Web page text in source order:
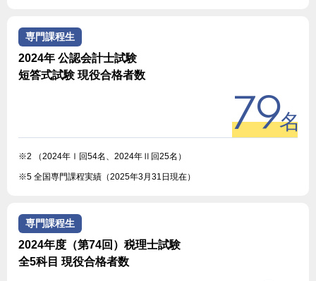
専門課程生
2024年 公認会計士試験
短答式試験 現役合格者数
79名
※2 （2024年Ⅰ回54名、2024年Ⅱ回25名）
※5 全国専門課程実績（2025年3月31日現在）
専門課程生
2024年度（第74回）税理士試験
全5科目 現役合格者数